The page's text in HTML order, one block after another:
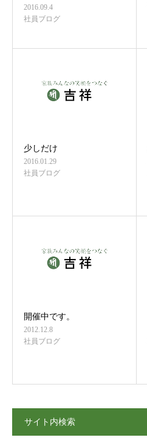
2016.09.4
社員ブログ
少しだけ
2016.01.29
社員ブログ
開催中です。
2012.12.8
社員ブログ
サイト内検索